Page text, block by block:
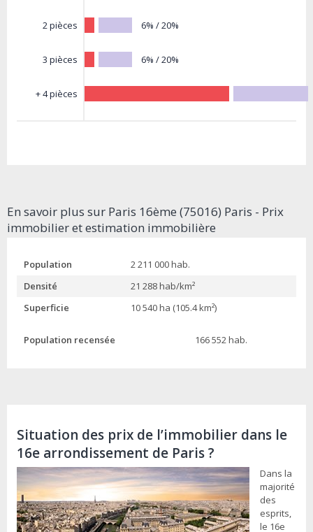
2 pièces
3 pièces
+ 4 pièces
6% / 20%
6% / 20%
En savoir plus sur Paris 16ème (75016) Paris - Prix
immobilier et estimation immobilière
Population
2 211 000 hab.
Densité
21 288 hab/km²
Superficie
10 540 ha (105.4 km²)
Population recensée 166 552 hab.
Situation des prix de l’immobilier dans le
16e arrondissement de Paris ?
Dans la
majorité
des
esprits,
le 16e